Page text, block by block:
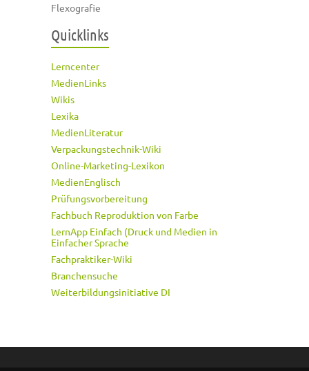
Flexografie
Quicklinks
Lerncenter
MedienLinks
Wikis
Lexika
MedienLiteratur
Verpackungstechnik-Wiki
Online-Marketing-Lexikon
MedienEnglisch
Prüfungsvorbereitung
Fachbuch Reproduktion von Farbe
LernApp Einfach (Druck und Medien in
Einfacher Sprache
Fachpraktiker-Wiki
Branchensuche
Weiterbildungsinitiative DI